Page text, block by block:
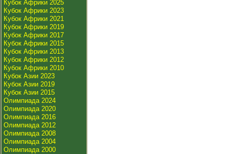
Кубок Африки 2025
Кубок Африки 2023
Кубок Африки 2021
Кубок Африки 2019
Кубок Африки 2017
Кубок Африки 2015
Кубок Африки 2013
Кубок Африки 2012
Кубок Африки 2010
Кубок Азии 2023
Кубок Азии 2019
Кубок Азии 2015
Олимпиада 2024
Олимпиада 2020
Олимпиада 2016
Олимпиада 2012
Олимпиада 2008
Олимпиада 2004
Олимпиада 2000